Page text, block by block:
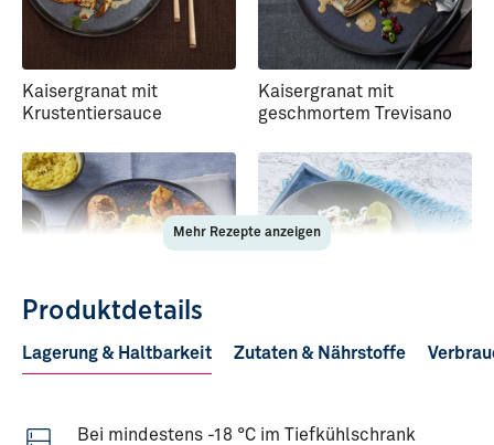
Kaisergranat mit
Krustentiersauce
Kaisergranat mit
geschmortem Trevisano
Mehr Rezepte anzeigen
Produktdetails
Lagerung & Haltbarkeit Zutaten & Nährstoffe
Bei mindestens -18 °C im Tiefkühlschrank